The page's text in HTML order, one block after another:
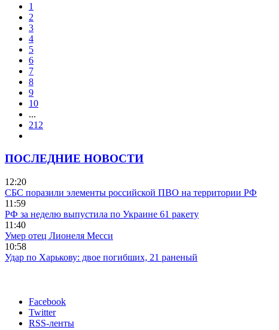
1
2
3
4
5
6
7
8
9
10
...
212
ПОСЛЕДНИЕ НОВОСТИ
12:20
СБС поразили элементы российской ПВО на территории РФ
11:59
РФ за неделю выпустила по Украине 61 ракету
11:40
Умер отец Лионеля Месси
10:58
Удар по Харькову: двое погибших, 21 раненый
Facebook
Twitter
RSS-ленты